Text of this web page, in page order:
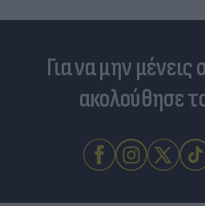
Για να μην μένεις
ακολούθησε